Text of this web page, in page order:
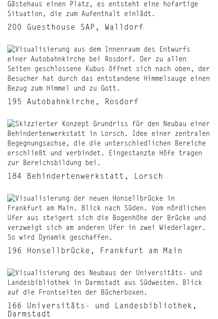
200 Guesthouse SAP, Walldorf
195 Autobahnkirche, Rosdorf
184 Behindertenwerkstatt, Lorsch
196 Honsellbrücke, Frankfurt am Main
166 Universitäts- und Landesbibliothek,
Darmstadt